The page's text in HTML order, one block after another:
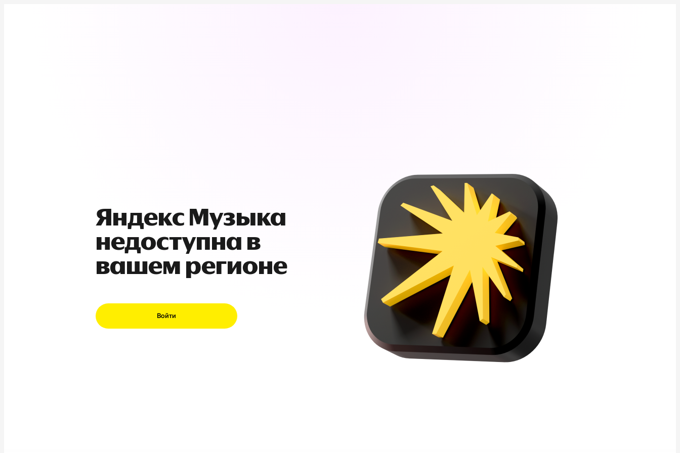
Яндекс Музыка
недоступна в
вашем регионе
Войти